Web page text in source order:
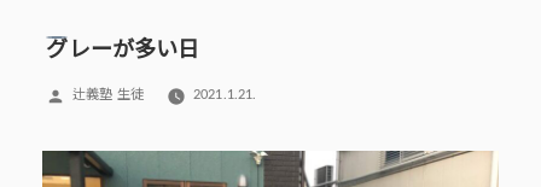
グレーが多い日
投
辻義塾 生徒 2021.1.21.